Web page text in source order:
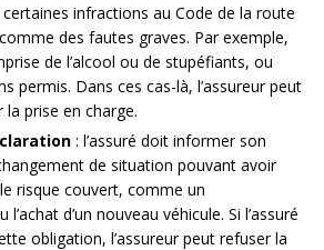
certaines infractions au Code de la route
des fautes graves. Par exemple,
de l’alcool ou de stupéfiants, ou
permis. Dans ces cas-là, l’assureur peut
prise en charge.
: l’assuré doit informer son
de situation pouvant avoir
risque couvert, comme un
d’un nouveau véhicule. Si l’assuré
obligation, l’assureur peut refuser la